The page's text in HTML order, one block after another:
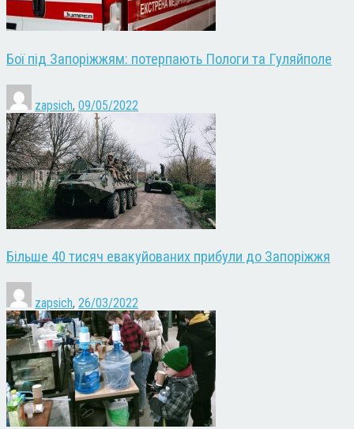
Бої під Запоріжжям: потерпають Пологи та Гуляйполе
zapsich, 09/05/2022
Більше 40 тисяч евакуйованих прибули до Запоріжжя
zapsich, 26/03/2022